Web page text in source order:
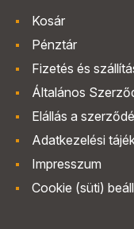
Kosár
Pénztár
Fizetés és
Általános
Elállás a
Adatkezelési
Impresszum
Cookie (süti)